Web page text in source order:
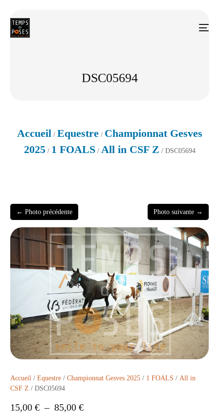
DSC05694
Accueil / Equestre/ Championnat Gesves
2025/ 1 FOALS/ All in CSF Z / DSC05694
← Photo précédente Photo suivante →
Accueil /Equestre /Championnat Gesves 2025 / 1 FOALS / All in
CSF Z / DSC05694
15,00€ – 85,00€